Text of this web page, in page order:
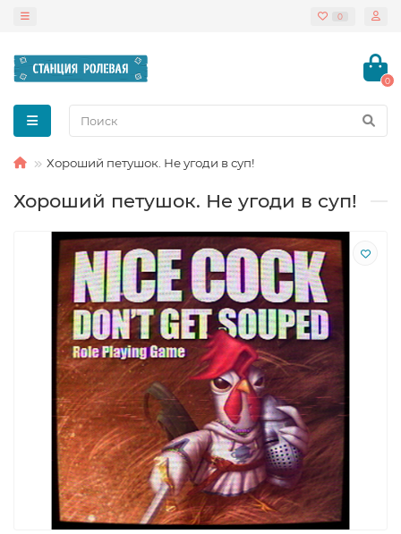
0
0
Хороший петушок. Не угоди в суп!
Хороший петушок. Не угоди в суп!